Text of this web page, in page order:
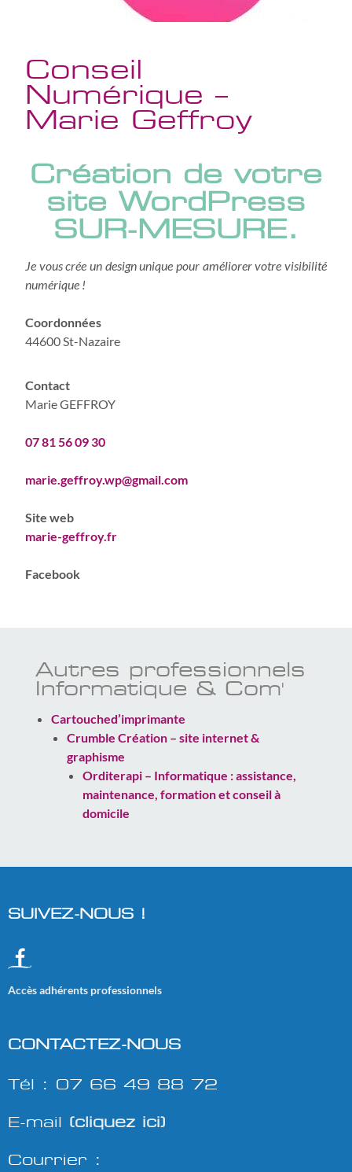
Conseil
Numérique –
Marie Geffroy
Création de votre
site WordPress
SUR-MESURE.
Je vous crée un design unique pour améliorer votre visibilité
numérique !
Coordonnées
44600 St-Nazaire
Contact
Marie GEFFROY
07 81 56 09 30
marie.geffroy.wp@gmail.com
Site web
marie-geffroy.fr
Facebook
Autres professionnels
Informatique & Com'
Cartouched’imprimante
Crumble Création – site internet &
graphisme
Orditerapi – Informatique : assistance,
maintenance, formation et conseil à
domicile
SUIVEZ-NOUS !
Accès adhérents professionnels
CONTACTEZ-NOUS
Tél : 07 66 49 88 72
E-mail (cliquez ici)
Courrier :